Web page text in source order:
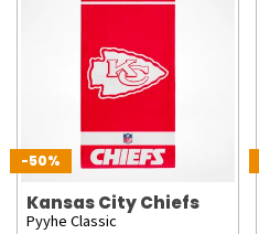
-50%
Kansas City Chiefs
Pyyhe Classic